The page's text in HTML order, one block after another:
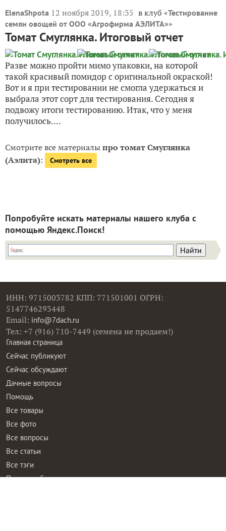
ElenaShpota 12 ноября 2019, 18:35 в клуб «Тестирование
семян овощей от ООО «Агрофирма АЭЛИТА»»
Томат Смуглянка. Итоговый отчет
Разве можно пройти мимо упаковки, на которой
такой красивый помидор с оригинальной окраской!
Вот и я при тестировании не смогла удержаться и
выбрала этот сорт для тестирования. Сегодня я
подвожу итоги тестированию. Итак, что у меня
получилось....
Смотрите все материалыпро томат Смуглянка
(Аэлита): Смотреть все
Попробуйте искать материалы нашего клуба с
помощью Яндекс.Поиск!
ИНН: 9715003782 КПП: 771501001 ОГРН:
5147746293448
Email: info@7dach.ru
Тел: +7 (916) 710-7449 (семена не продаем!)
Главная страница
Сейчас публикуют
Сейчас обсуждают
Дачные вопросы
Помощь
Все товары
Все фото
Все вопросы
Все статьи
Все тэги
Правила общения